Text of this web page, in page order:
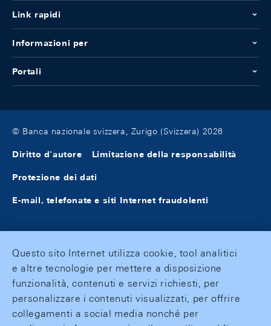
Link rapidi
Informazioni per
Portali
© Banca nazionale svizzera, Zurigo (Svizzera) 2026
Diritto d'autore Limitazione della responsabilità
Protezione dei dati
E-mail, telefonate e siti Internet fraudolenti
Questo sito Internet utilizza cookie, tool analitici
e altre tecnologie per mettere a disposizione
funzionalità, contenuti e servizi richiesti, per
personalizzare i contenuti visualizzati, per offrire
collegamenti a social media nonché per